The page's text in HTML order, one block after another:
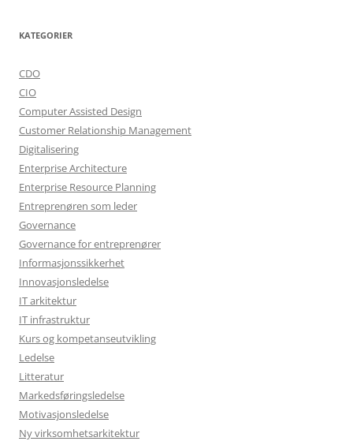
KATEGORIER
CDO
CIO
Computer Assisted Design
Customer Relationship Management
Digitalisering
Enterprise Architecture
Enterprise Resource Planning
Entreprenøren som leder
Governance
Governance for entreprenører
Informasjonssikkerhet
Innovasjonsledelse
IT arkitektur
IT infrastruktur
Kurs og kompetanseutvikling
Ledelse
Litteratur
Markedsføringsledelse
Motivasjonsledelse
Ny virksomhetsarkitektur